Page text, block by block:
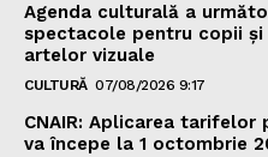
Agenda culturală a
spectacole pentru copii
artelor vizuale
CULTURĂ 07/08/2026 9:17
CNAIR: Aplicarea
va începe la 1 octombrie